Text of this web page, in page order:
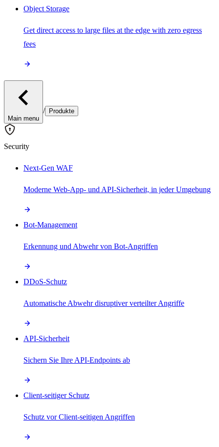
Object Storage
Get direct access to large files at the edge with zero egress
fees
Main menu
/ Produkte
Security
Next-Gen WAF
Moderne Web-App- und API-Sicherheit, in jeder Umgebung
Bot-Management
Erkennung und Abwehr von Bot-Angriffen
DDoS-Schutz
Automatische Abwehr disruptiver verteilter Angriffe
API-Sicherheit
Sichern Sie Ihre API-Endpoints ab
Client-seitiger Schutz
Schutz vor Client-seitigen Angriffen